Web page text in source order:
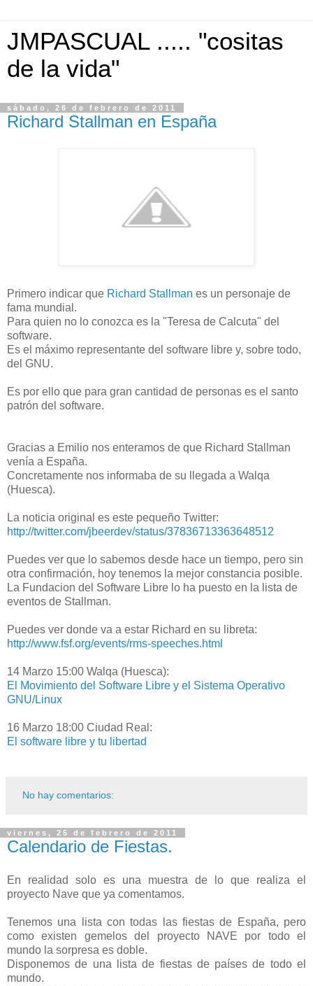
JMPASCUAL ..... "cositas
de la vida"
sábado, 26 de febrero de 2011
Richard Stallman en España
Primero indicar que Richard Stallman es un personaje de
fama mundial.
Para quien no lo conozca es la "Teresa de Calcuta" del
software.
Es el máximo representante del software libre y, sobre todo,
del GNU.
Es por ello que para gran cantidad de personas es el santo
patrón del software.
Gracias a Emilio nos enteramos de que Richard Stallman
venía a España.
Concretamente nos informaba de su llegada a Walqa
(Huesca).
La noticia original es este pequeño Twitter:
http://twitter.com/jbeerdev/status/37836713363648512
Puedes ver que lo sabemos desde hace un tiempo, pero sin
otra confirmación, hoy tenemos la mejor constancia posible.
La Fundacion del Software Libre lo ha puesto en la lista de
eventos de Stallman.
Puedes ver donde va a estar Richard en su libreta:
http://www.fsf.org/events/rms-speeches.html
14 Marzo 15:00 Walqa (Huesca):
El Movimiento del Software Libre y el Sistema Operativo
GNU/Linux
16 Marzo 18:00 Ciudad Real:
El software libre y tu libertad
No hay comentarios:
viernes, 25 de febrero de 2011
Calendario de Fiestas.
En realidad solo es una muestra de lo que realiza el
proyecto Nave que ya comentamos.
Tenemos una lista con todas las fiestas de España, pero
como existen gemelos del proyecto NAVE por todo el
mundo la sorpresa es doble.
Disponemos de una lista de fiestas de países de todo el
mundo.